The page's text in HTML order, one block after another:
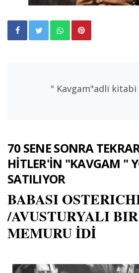
" Kavgam"adli kitabi
70 SENE SONRA
HİTLER'İN "KAVGAM "
SATILIYOR
BABASI
/AVUSTURYALI
MEMURU İDİ